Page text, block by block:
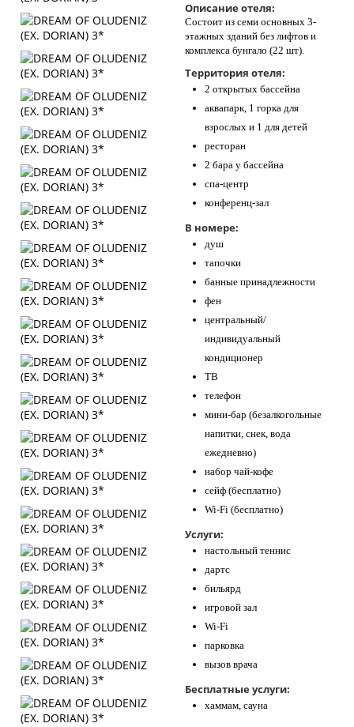
Описание отеля:
Состоит из семи основных 3-
этажных зданий без лифтов и
комплекса бунгало (22 шт).
Территория отеля:
2 открытых бассейна
аквапарк, 1 горка для
взрослых и 1 для детей
ресторан
2 бара у бассейна
спа-центр
конференц-зал
В номере:
душ
тапочки
банные принадлежности
фен
центральный/
индивидуальный
кондиционер
ТВ
телефон
мини-бар (безалкогольные
напитки, снек, вода
ежедневно)
набор чай-кофе
сейф (бесплатно)
Wi-Fi (бесплатно)
Услуги:
настольный теннис
дартс
бильярд
игровой зал
Wi-Fi
парковка
вызов врача
Бесплатные услуги:
хаммам, сауна